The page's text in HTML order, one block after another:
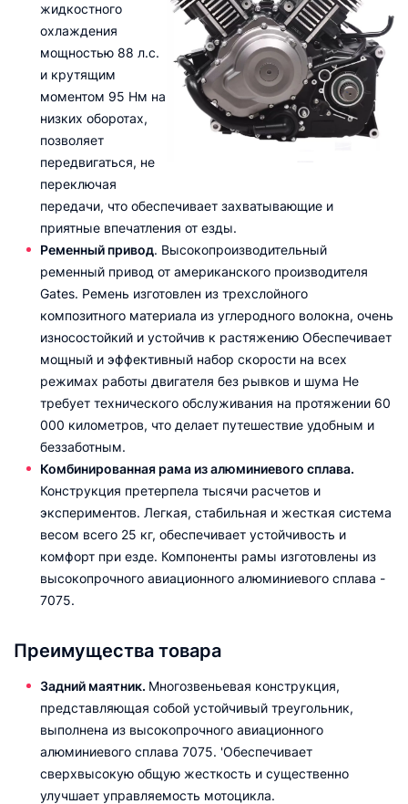
жидкостного
охлаждения
мощностью 88 л.с.
и крутящим
моментом 95 Нм на
низких оборотах,
позволяет
передвигаться, не
переключая
передачи, что обеспечивает захватывающие и
приятные впечатления от езды.
Ременный привод. Высокопроизводительный
ременный привод от американского производителя
Gates. Ремень изготовлен из трехслойного
композитного материала из углеродного волокна, очень
износостойкий и устойчив к растяжению Обеспечивает
мощный и эффективный набор скорости на всех
режимах работы двигателя без рывков и шума Не
требует технического обслуживания на протяжении 60
000 километров, что делает путешествие удобным и
беззаботным.
Комбинированная рама из алюминиевого сплава.
Конструкция претерпела тысячи расчетов и
экспериментов. Легкая, стабильная и жесткая система
весом всего 25 кг, обеспечивает устойчивость и
комфорт при езде. Компоненты рамы изготовлены из
высокопрочного авиационного алюминиевого сплава -
7075.
Преимущества товара
Задний маятник. Многозвеньевая конструкция,
представляющая собой устойчивый треугольник,
выполнена из высокопрочного авиационного
алюминиевого сплава 7075. 'Обеспечивает
сверхвысокую общую жесткость и существенно
улучшает управляемость мотоцикла.